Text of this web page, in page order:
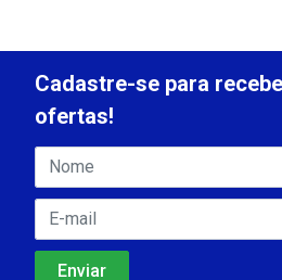
Cadastre-se para
ofertas!